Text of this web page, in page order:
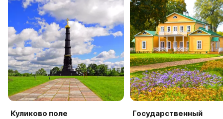
Куликово поле
Государственный